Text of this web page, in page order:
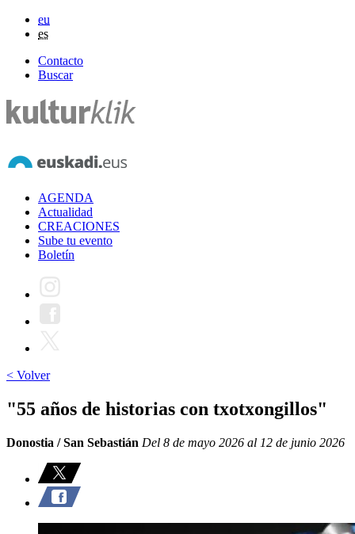
eu
es
Contacto
Buscar
AGENDA
Actualidad
CREACIONES
Sube tu evento
Boletín
< Volver
"55 años de historias con txotxongillos"
Donostia / San Sebastián Del 8 de mayo 2026 al 12 de junio 2026